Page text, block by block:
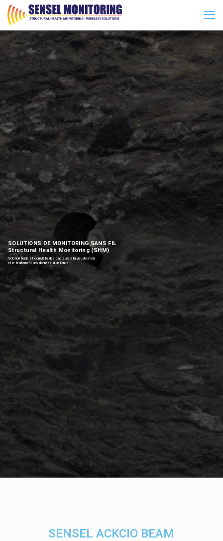
SOLUTIONS DE MONITORING SANS FIL
Structural Health Monitoring (SHM)
Solution fiable et complète des capteurs à la visualisation
et le traitement des données à distance.
SENSEL ACKCIO BEAM